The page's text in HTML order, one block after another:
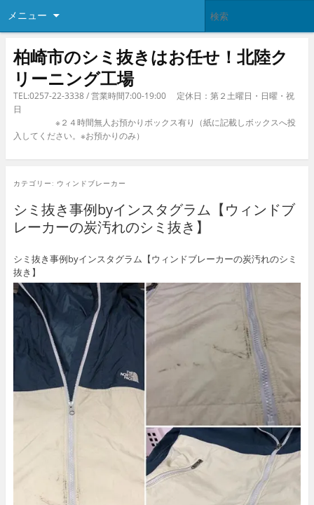
メニュー
柏崎市のシミ抜きはお任せ！北陸ク
リーニング工場
TEL:0257-22-3338 / 営業時間7:00-19:00 定休日：第２土曜日・日曜・祝
日
※２４時間無人お預かりボックス有り（紙に記載しボックスへ投
入してください。※お預かりのみ）
カテゴリー: ウィンドブレーカー
シミ抜き事例byインスタグラム【ウィンドブ
レーカーの炭汚れのシミ抜き】
シミ抜き事例byインスタグラム【ウィンドブレーカーの炭汚れのシミ
抜き】